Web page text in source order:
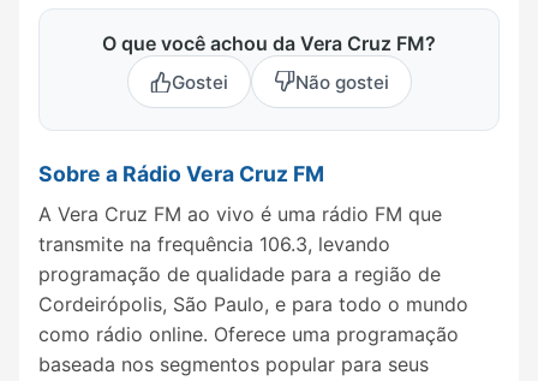
O que você achou da Vera Cruz FM?
Gostei Não gostei
Sobre a Rádio Vera Cruz FM
A Vera Cruz FM ao vivo é uma rádio FM que
transmite na frequência 106.3, levando
programação de qualidade para a região de
Cordeirópolis, São Paulo, e para todo o mundo
como rádio online. Oferece uma programação
baseada nos segmentos popular para seus